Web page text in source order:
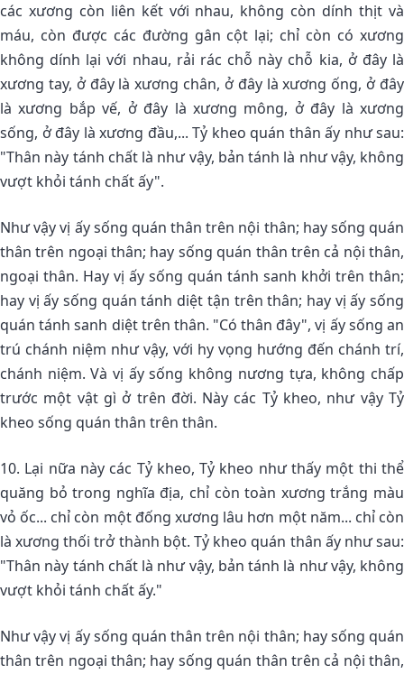
các xương còn liên kết với nhau, không còn dính thịt và
máu, còn được các đường gân cột lại; chỉ còn có xương
không dính lại với nhau, rải rác chỗ này chỗ kia, ở đây là
xương tay, ở đây là xương chân, ở đây là xương ống, ở đây
là xương bắp vế, ở đây là xương mông, ở đây là xương
sống, ở đây là xương đầu,... Tỷ kheo quán thân ấy như sau:
"Thân này tánh chất là như vậy, bản tánh là như vậy, không
vượt khỏi tánh chất ấy".
Như vậy vị ấy sống quán thân trên nội thân; hay sống quán
thân trên ngoại thân; hay sống quán thân trên cả nội thân,
ngoại thân. Hay vị ấy sống quán tánh sanh khởi trên thân;
hay vị ấy sống quán tánh diệt tận trên thân; hay vị ấy sống
quán tánh sanh diệt trên thân. "Có thân đây", vị ấy sống an
trú chánh niệm như vậy, với hy vọng hướng đến chánh trí,
chánh niệm. Và vị ấy sống không nương tựa, không chấp
trước một vật gì ở trên đời. Này các Tỷ kheo, như vậy Tỷ
kheo sống quán thân trên thân.
10. Lại nữa này các Tỷ kheo, Tỷ kheo như thấy một thi thể
quăng bỏ trong nghĩa địa, chỉ còn toàn xương trắng màu
vỏ ốc... chỉ còn một đống xương lâu hơn một năm... chỉ còn
là xương thối trở thành bột. Tỷ kheo quán thân ấy như sau:
"Thân này tánh chất là như vậy, bản tánh là như vậy, không
vượt khỏi tánh chất ấy."
Như vậy vị ấy sống quán thân trên nội thân; hay sống quán
thân trên ngoại thân; hay sống quán thân trên cả nội thân,